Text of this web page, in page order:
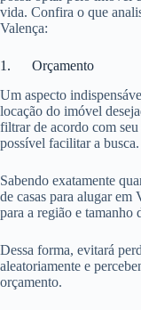
vida. Confira o que
Valença:
1. Orçamento
Um aspecto
locação do imóvel
filtrar de acordo com
possível facilitar a busca.
Sabendo exatamente
de casas para alugar em
para a região e tamanho
Dessa forma, evitará
aleatoriamente e
orçamento.